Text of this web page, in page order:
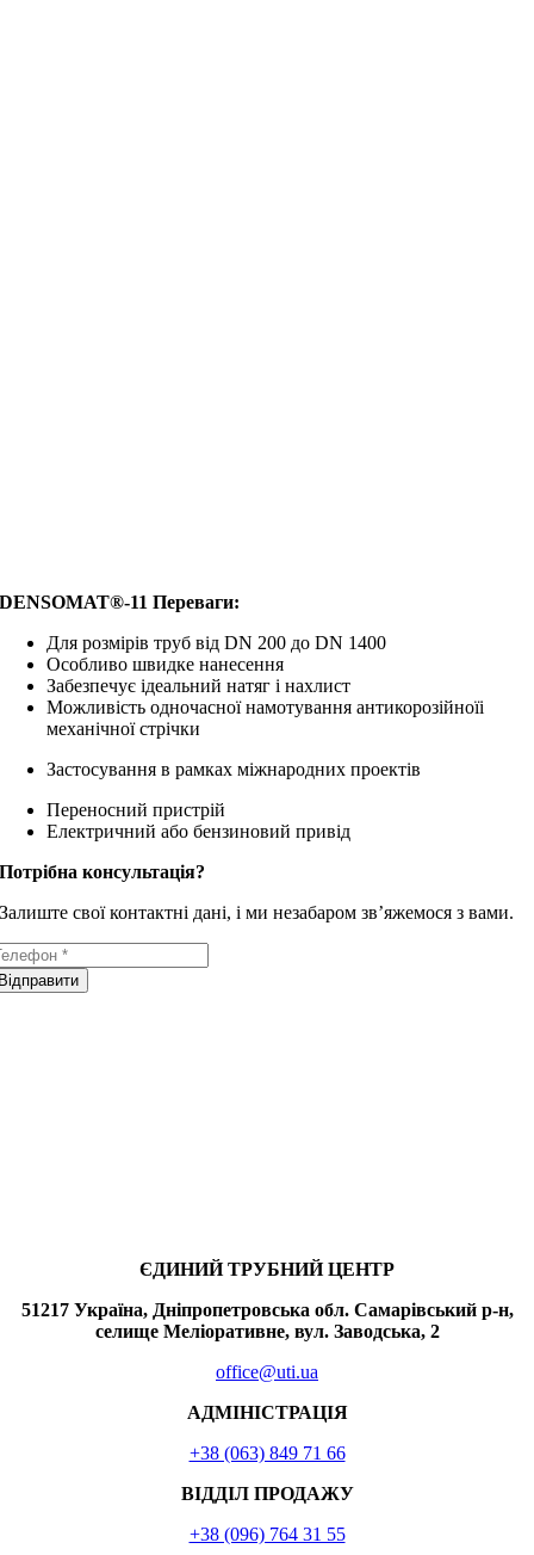
DENSOMAT®-11 Переваги:
Для розмірів труб від DN 200 до DN 1400
Особливо швидке нанесення
Забезпечує ідеальний натяг і нахлист
Можливість одночасної намотування антикорозійноїі
механічної стрічки
Застосування в рамках міжнародних проектів
Переносний пристрій
Електричний або бензиновий привід
Потрібна консультація?
Залиште свої контактні дані, і ми незабаром зв’яжемося з вами.
ЄДИНИЙ ТРУБНИЙ ЦЕНТР
51217 Україна, Дніпропетровська обл. Самарівський р-н,
селище Меліоративне, вул. Заводська, 2
office@uti.ua
АДМІНІСТРАЦІЯ
+38 (063) 849 71 66
ВІДДІЛ ПРОДАЖУ
+38 (096) 764 31 55